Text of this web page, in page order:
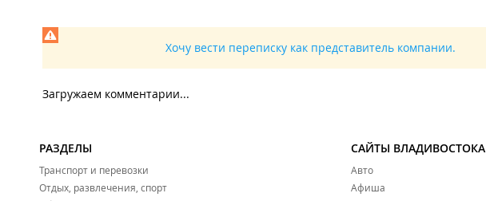
Хочу вести переписку как представитель компании.
Загружаем комментарии...
РАЗДЕЛЫ
Транспорт и перевозки
Отдых, развлечения, спорт
САЙТЫ ВЛАДИВОСТОКА
Авто
Афиша